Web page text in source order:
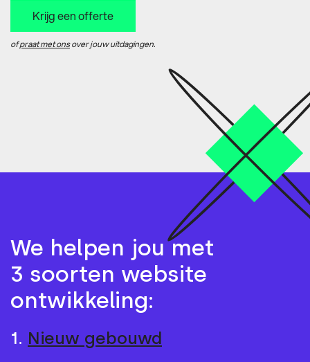
Krijg een offerte
ofpraat met onsover jouw uitdagingen.
We helpen jou met
3 soorten website
ontwikkeling:
1. Nieuw gebouwd